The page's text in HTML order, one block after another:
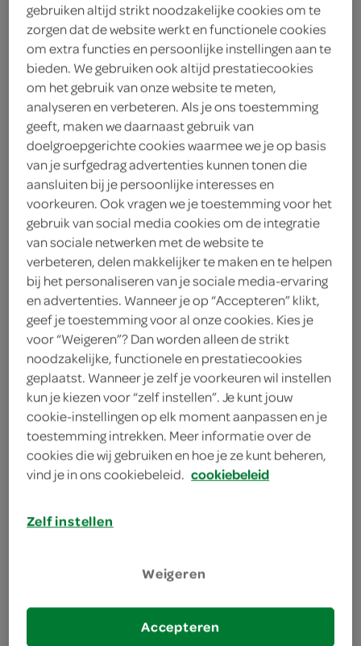
Ayuko Roomijs met
adukibonen-smaak
Ayuko
4.
49
500 Milliliter
Let op: aanbiedingen zijn niet zichtbaar bij de
producten, maar worden wél automatisch
verwerkt in de winkelmand.
schep bolletjes ijs met zachte bonensmaak in je bakje,
ideaal als bijzonder toetje na sushi of een Aziatische
avond
inhoud en gewicht
gebruiken altijd strikt noodzakelijke cookies om te
zorgen dat de website werkt en functionele cookies
om extra functies en persoonlijke instellingen aan te
bieden. We gebruiken ook altijd prestatiecookies
om het gebruik van onze website te meten,
analyseren en verbeteren. Als je ons toestemming
geeft, maken we daarnaast gebruik van
doelgroepgerichte cookies waarmee we je op basis
van je surfgedrag advertenties kunnen tonen die
aansluiten bij je persoonlijke interesses en
voorkeuren. Ook vragen we je toestemming voor het
gebruik van social media cookies om de integratie
van sociale netwerken met de website te
verbeteren, delen makkelijker te maken en te helpen
bij het personaliseren van je sociale media-ervaring
en advertenties. Wanneer je op “Accepteren” klikt,
geef je toestemming voor al onze cookies. Kies je
voor “Weigeren”? Dan worden alleen de strikt
noodzakelijke, functionele en prestatiecookies
geplaatst. Wanneer je zelf je voorkeuren wil instellen
kun je kiezen voor “zelf instellen”. Je kunt jouw
cookie-instellingen op elk moment aanpassen en je
toestemming intrekken. Meer informatie over de
cookies die wij gebruiken en hoe je ze kunt beheren,
vind je in ons cookiebeleid. cookiebeleid
Zelf instellen
Weigeren
Accepteren